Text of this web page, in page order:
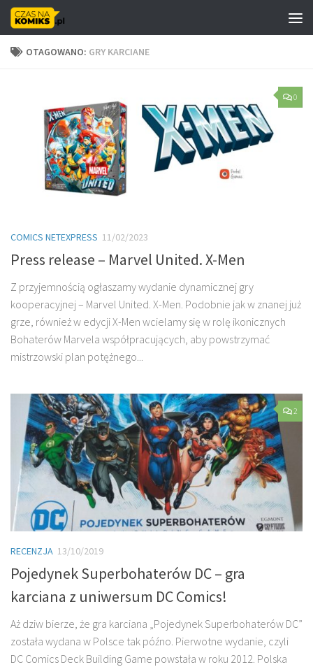
Skip to content
OTAGOWANO: GRY KARCIANE
0
COMICS NETEXPRESS 11/02/2023
Press release – Marvel United. X-Men
Z przyjemnością ogłaszamy wydanie dynamicznej gry
kooperacyjnej – Marvel United. X-Men. Podobnie jak w znanej już
grze, również w edycji X-Men wcielamy się w rolę ikonicznych
Bohaterów Marvela współpracujących, aby powstrzymać
mistrzowski plan potężnego...
2
RECENZJA 13/10/2019
Pojedynek Superbohaterów DC – gra
karciana z uniwersum DC Comics!
Aż dziw bierze, że gra karciana „Pojedynek Superbohaterów DC”
została wydana w Polsce tak późno. Pierwotne wydanie, czyli
DC Comics Deck Building Game powstała w roku 2012. Polska